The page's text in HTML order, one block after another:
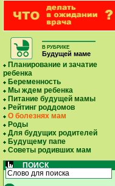
В РУБРИКЕ
Будущей маме
Планирование и зачатие
ребенка
Беременность
Мы ждем ребенка
Питание будущей мамы
Рейтинг роддомов
О болезнях мам
Роды
Для будущих родителей
Будущему папе
Советы родивших мам
ПОИСК